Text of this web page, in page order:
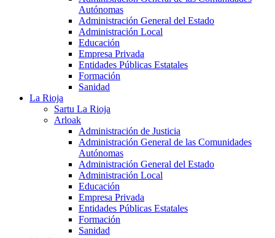
Autónomas
Administración General del Estado
Administración Local
Educación
Empresa Privada
Entidades Públicas Estatales
Formación
Sanidad
La Rioja
Sartu La Rioja
Arloak
Administración de Justicia
Administración General de las Comunidades
Autónomas
Administración General del Estado
Administración Local
Educación
Empresa Privada
Entidades Públicas Estatales
Formación
Sanidad